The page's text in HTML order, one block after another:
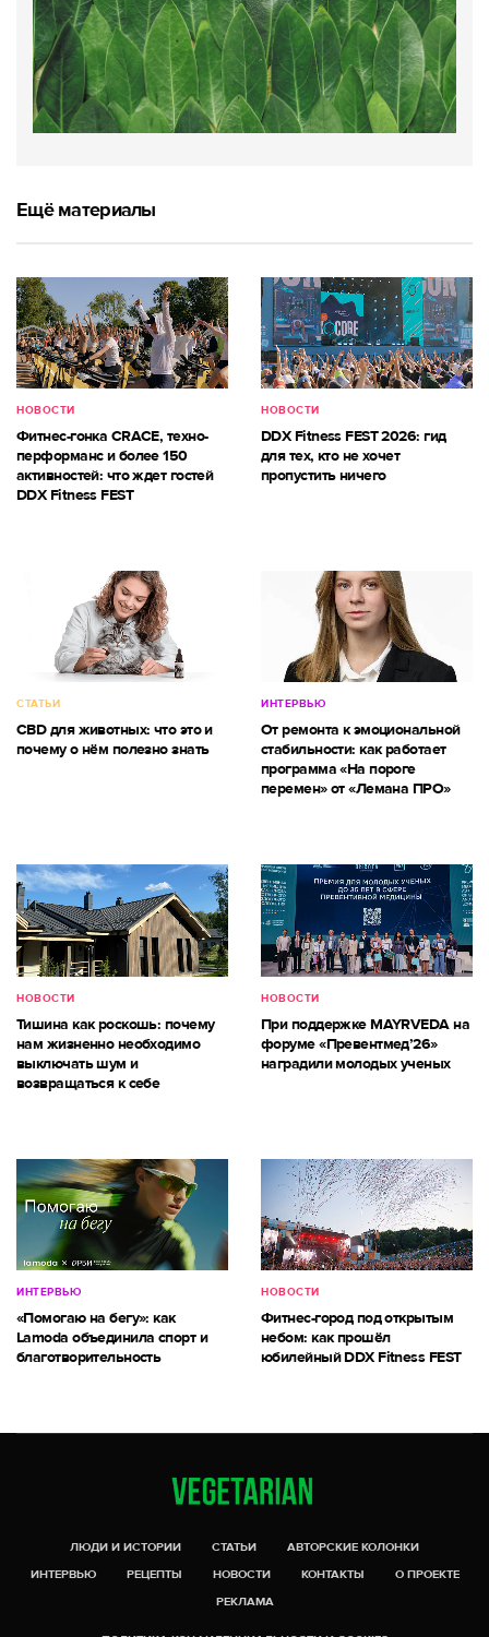
Ещё материалы
НОВОСТИ
Фитнес-гонка CRACE, техно-
перформанс и более 150
активностей: что ждет гостей
DDX Fitness FEST
НОВОСТИ
DDX Fitness FEST 2026: гид
для тех, кто не хочет
пропустить ничего
СТАТЬИ
CBD для животных: что это и
почему о нём полезно знать
ИНТЕРВЬЮ
От ремонта к эмоциональной
стабильности: как работает
программа «На пороге
перемен» от «Лемана ПРО»
НОВОСТИ
Тишина как роскошь: почему
нам жизненно необходимо
выключать шум и
возвращаться к себе
НОВОСТИ
При поддержке MAYRVEDA на
форуме «Превентмед’26»
наградили молодых ученых
ИНТЕРВЬЮ
«Помогаю на бегу»: как
Lamoda объединила спорт и
благотворительность
НОВОСТИ
Фитнес-город под открытым
небом: как прошёл
юбилейный DDX Fitness FEST
ЛЮДИ И ИСТОРИИ СТАТЬИ
АВТОРСКИЕ КОЛОНКИ
ИНТЕРВЬЮ
РЕЦЕПТЫ НОВОСТИ КОНТАКТЫ
О ПРОЕКТЕ
РЕКЛАМА